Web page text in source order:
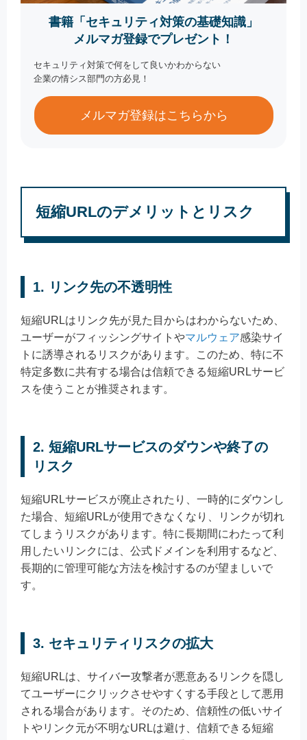
書籍「セキュリティ対策の基礎知識」
メルマガ登録でプレゼント！
セキュリティ対策で何をして良いかわからない
企業の情シス部門の方必見！
メルマガ登録はこちらから
短縮URLのデメリットとリスク
1. リンク先の不透明性
短縮URLはリンク先が見た目からはわからないため、
ユーザーがフィッシングサイトやマルウェア感染サイ
トに誘導されるリスクがあります。このため、特に不
特定多数に共有する場合は信頼できる短縮URLサービ
スを使うことが推奨されます。
2. 短縮URLサービスのダウンや終了の
リスク
短縮URLサービスが廃止されたり、一時的にダウンし
た場合、短縮URLが使用できなくなり、リンクが切れ
てしまうリスクがあります。特に長期間にわたって利
用したいリンクには、公式ドメインを利用するなど、
長期的に管理可能な方法を検討するのが望ましいで
す。
3. セキュリティリスクの拡大
短縮URLは、サイバー攻撃者が悪意あるリンクを隠し
てユーザーにクリックさせやすくする手段として悪用
される場合があります。そのため、信頼性の低いサイ
トやリンク元が不明なURLは避け、信頼できる短縮